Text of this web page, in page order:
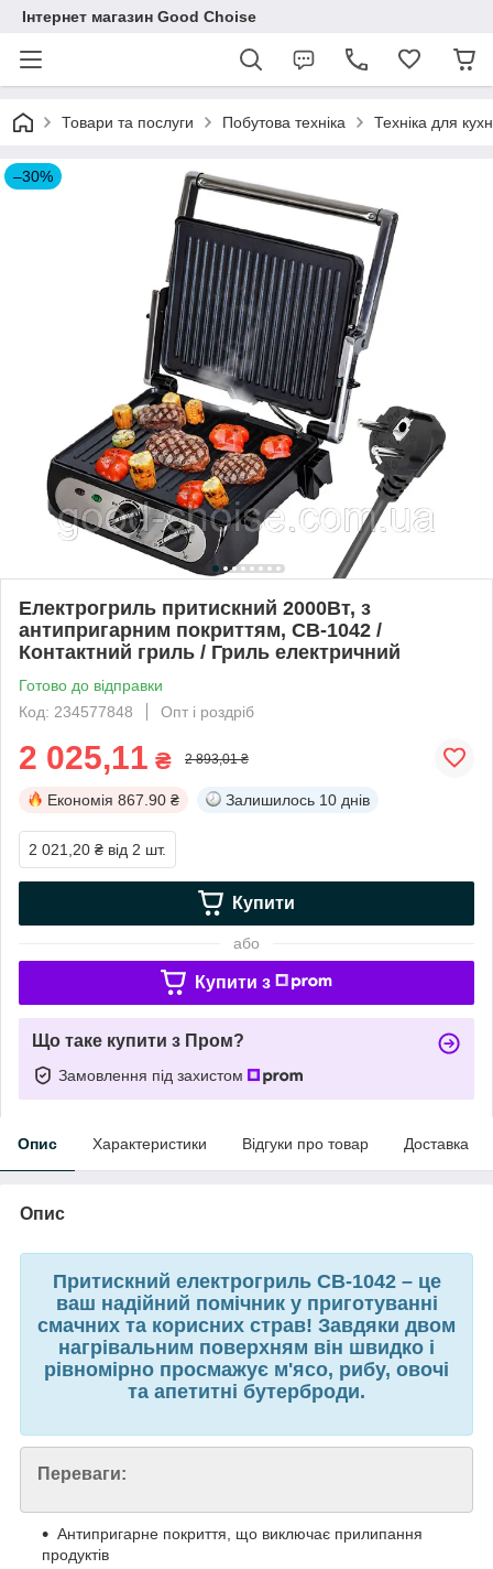
Інтернет магазин Good Choise
Товари та послуги Побутова техніка Техніка для
–30%
Електрогриль притискний 2000Вт, з
антипригарним покриттям, СВ-1042 /
Контактний гриль / Гриль електричний
Готово до відправки
Код: 234577848
Опт і роздріб
2 025,11 ₴ 2 893,01 ₴
Економія 867.90 ₴ Залишилось 10 днів
2 021,20 ₴ від 2 шт.
Купити
або
Купити з
Що таке купити з Пром?
Замовлення під захистом
Опис Характеристики Відгуки про товар Доставка
Опис
Притискний електрогриль СВ-1042 – це
ваш надійний помічник у приготуванні
смачних та корисних страв! Завдяки двом
нагрівальним поверхням він швидко і
рівномірно просмажує м'ясо, рибу, овочі
та апетитні бутерброди.
Переваги:
Антипригарне покриття, що виключає прилипання
продуктів